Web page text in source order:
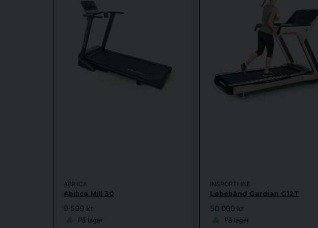
ABILICA
Abilica Mill 30
9 599 kr
På lager
INSPORTLINE
Løbebånd Gardian G12T
50 000 kr
På lager